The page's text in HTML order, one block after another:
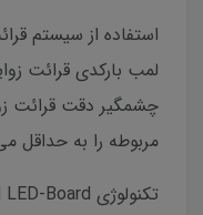
لمب بارکدی قرائت
چشمگیر دقت قرائت
مربوطه را به حداقل